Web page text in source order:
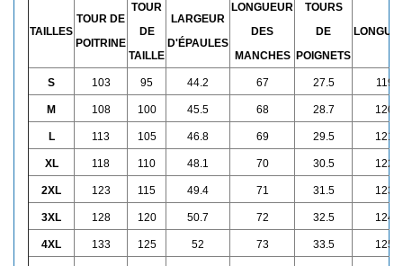
TAILLES
TOUR DE
POITRINE
TOUR
DE
TAILLE
LARGEUR
D'ÉPAULES
LONGUEUR
DES
MANCHES
TOURS
DE
POIGNETS
S 103 95 44.2 67 27.5 119
M 108 100 45.5 68 28.7 120
L 113 105 46.8 69 29.5 121
XL 118 110 48.1 70 30.5 122
2XL 123 115 49.4 71 31.5 123
3XL 128 120 50.7 72 32.5 124
4XL 133 125 52 73 33.5 125